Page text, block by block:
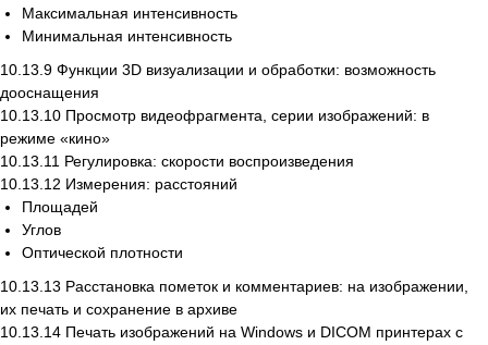
Максимальная интенсивность
Минимальная интенсивность
10.13.9 Функции 3D визуализации и обработки: возможность
дооснащения
10.13.10 Просмотр видеофрагмента, серии изображений: в
режиме «кино»
10.13.11 Регулировка: скорости воспроизведения
10.13.12 Измерения: расстояний
Площадей
Углов
Оптической плотности
10.13.13 Расстановка пометок и комментариев: на изображении,
их печать и сохранение в архиве
10.13.14 Печать изображений на Windows и DICOM принтерах с
Официальный
дистрибьютор медицинского
Основное
Каталог